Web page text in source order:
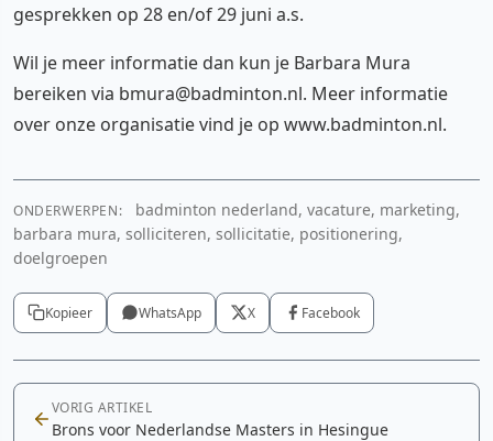
gesprekken op 28 en/of 29 juni a.s.
Wil je meer informatie dan kun je Barbara Mura
bereiken via bmura@badminton.nl. Meer informatie
over onze organisatie vind je op www.badminton.nl.
ONDERWERPEN:
badminton nederland, vacature, marketing,
barbara mura, solliciteren, sollicitatie, positionering,
doelgroepen
Kopieer WhatsApp X Facebook
VORIG ARTIKEL
Brons voor Nederlandse Masters in Hesingue